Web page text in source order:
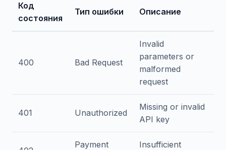
Код
состояния
Тип ошибки Описание
400 Bad Request
Invalid
parameters or
malformed
request
401 Unauthorized
Missing or invalid
API key
Payment Insufficient